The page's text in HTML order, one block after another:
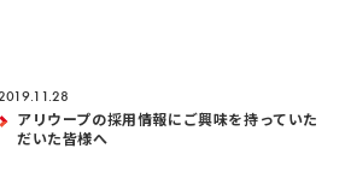
アリウープの採用情報にご興味を持っていた
だいた皆様へ